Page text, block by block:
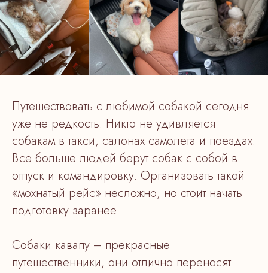
Путешествовать с любимой собакой сегодня
уже не редкость. Никто не удивляется
собакам в такси, салонах самолета и поездах.
Все больше людей берут собак с собой в
отпуск и командировку. Организовать такой
«мохнатый рейс» несложно, но стоит начать
подготовку заранее.
Собаки кавапу – прекрасные
путешественники, они отлично переносят